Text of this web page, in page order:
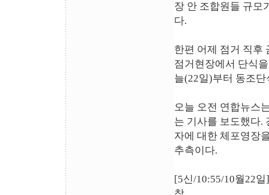
장 안 조합원들 규모
다.
한편 어제 점거 직후
점거현장에서 단식
늘(22일)부터 동조
오늘 오전 연합뉴스
는 기사를 보도했다.
자에 대한 체포영장
추측이다.
[5신/10:55/10월22